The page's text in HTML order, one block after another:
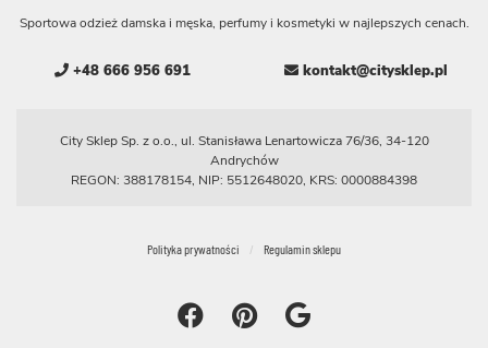
Sportowa odzież damska i męska, perfumy i kosmetyki w najlepszych cenach.
+48 666 956 691 kontakt@citysklep.pl
City Sklep Sp. z o.o., ul. Stanisława Lenartowicza 76/36, 34-120
Andrychów
REGON: 388178154, NIP: 5512648020, KRS: 0000884398
Polityka prywatności Regulamin sklepu